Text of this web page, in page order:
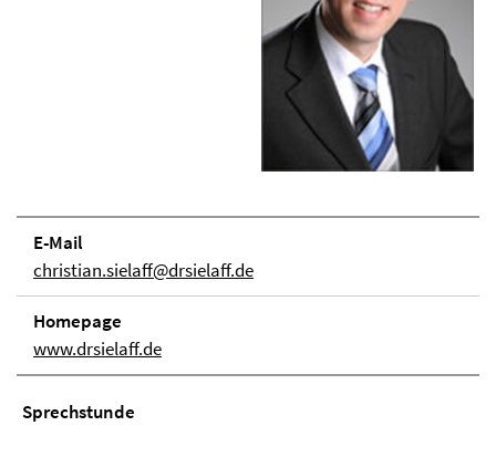
E-Mail
christian.sielaff@drsielaff.de
Homepage
www.drsielaff.de
Sprechstunde